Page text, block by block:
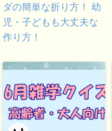
ダの簡単な折り方！ 幼
児・子どもも大丈夫な
作り方！